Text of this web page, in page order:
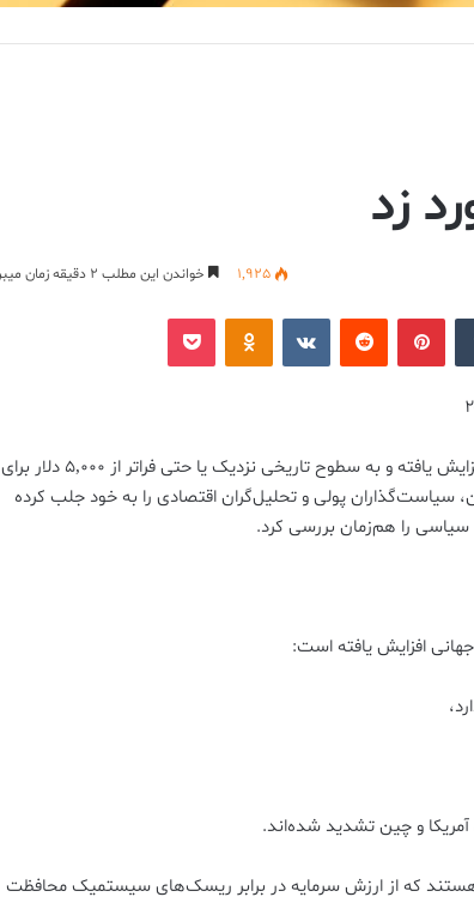
زد
1,925 خواندن این مطلب 2 دقیقه زمان میبرد
‫تامبلر ‫پین‌ترست‫رددیت ‫VKontakte
‫Odnoklassniki
پاکت
در ماه‌های اخیر قیمت جهانی طلا به طور بی‌سابقه‌ای افزایش یافته و به سطوح تاریخی نزدیک یا حتی فراتر از ۵,۰۰۰ دلار برای
سیاست‌گذاران پولی و تحلیل‌گران اقتصادی را به خود جلب کرده
سیاسی را هم‌زمان بررسی کرد.
افزایش یافته است:
و چین تشدید شده‌اند.
هستند که از ارزش سرمایه در برابر ریسک‌های سیستمیک محافظت